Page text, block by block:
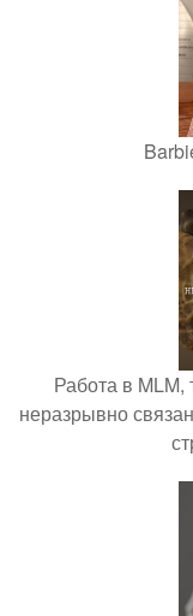
Работа в MLM,
неразрывно